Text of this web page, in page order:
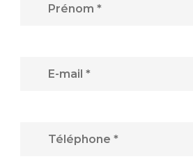
Prénom *
E-mail *
Téléphone *